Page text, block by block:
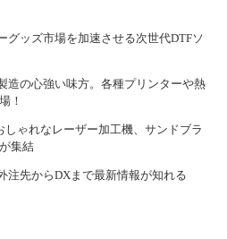
グッズ市場を加速させる次世代DTFソ
造の心強い味方。各種プリンターや熱
！
しゃれなレーザー加工機、サンドブラ
集結
注先からDXまで最新情報が知れる